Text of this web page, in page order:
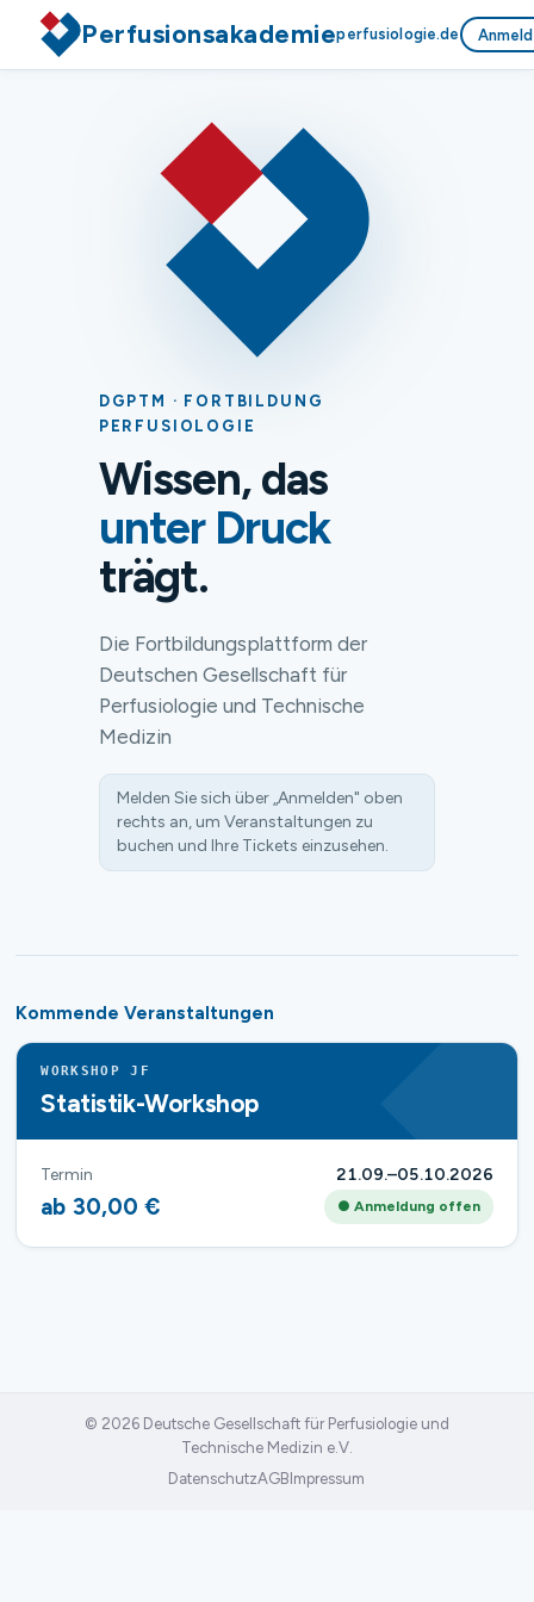
Perfusionsakademieperfusiologie.de
DGPTM · FORTBILDUNG
PERFUSIOLOGIE
Wissen, das
unter Druck
trägt.
Die Fortbildungsplattform der
Deutschen Gesellschaft für
Perfusiologie und Technische
Medizin
Melden Sie sich über „Anmelden" oben
rechts an, um Veranstaltungen zu
buchen und Ihre Tickets einzusehen.
Kommende Veranstaltungen
WORKSHOP JF
Statistik-Workshop
Termin 21.09.–05.10.2026
ab 30,00 € ● Anmeldung offen
© 2026 Deutsche Gesellschaft für Perfusiologie und
Technische Medizin e.V.
DatenschutzAGB Impressum